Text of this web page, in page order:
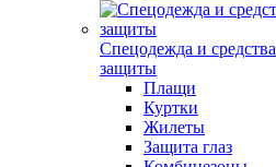
Спецодежда и средства
защиты
Плащи
Куртки
Жилеты
Защита глаз